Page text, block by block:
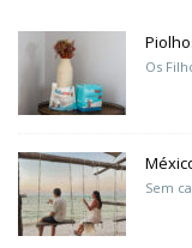
Os
Sem